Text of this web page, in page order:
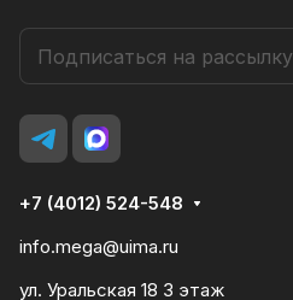
+7 (4012) 524-548
info.mega@uima.ru
ул. Уральская 18 3 этаж